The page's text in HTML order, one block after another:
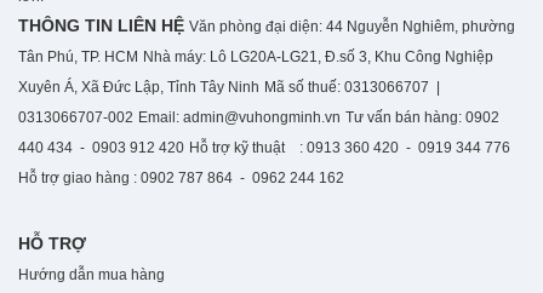
THÔNG TIN LIÊN HỆ Văn phòng đại diện: 44 Nguyễn Nghiêm, phường
Tân Phú, TP. HCM Nhà máy: Lô LG20A-LG21, Đ.số 3, Khu Công Nghiệp
Xuyên Á, Xã Đức Lập, Tỉnh Tây Ninh Mã số thuế: 0313066707 |
0313066707-002 Email: admin@vuhongminh.vn Tư vấn bán hàng: 0902
440 434 - 0903 912 420 Hỗ trợ kỹ thuật : 0913 360 420 - 0919 344 776
Hỗ trợ giao hàng : 0902 787 864 - 0962 244 162
HỖ TRỢ
Hướng dẫn mua hàng